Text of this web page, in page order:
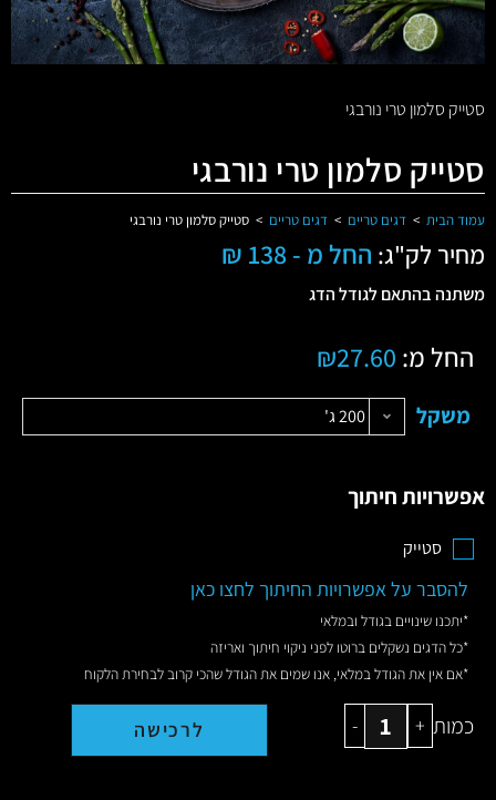
סטייק סלמון טרי נורבגי
סטייק סלמון טרי נורבגי
עמוד הבית > דגים טריים > דגים טריים > סטייק סלמון טרי נורבגי
מחיר לק"ג: החל מ - 138 ₪
משתנה בהתאם לגודל הדג
החל מ: 27.60
₪
משקל 200 ג'
אפשרויות חיתוך
סטייק
להסבר על אפשרויות החיתוך לחצו כאן
*יתכנו שינויים בגודל ובמלאי
*כל הדגים נשקלים ברוטו לפני ניקוי חיתוך ואריזה
*אם אין את הגודל במלאי, אנו שמים את הגודל שהכי קרוב לבחירת הלקוח
כמות +
- לרכישה